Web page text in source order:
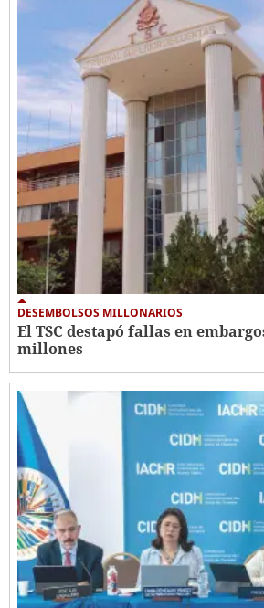
DESEMBOLSOS MILLONARIOS
El TSC destapó fallas en
millones